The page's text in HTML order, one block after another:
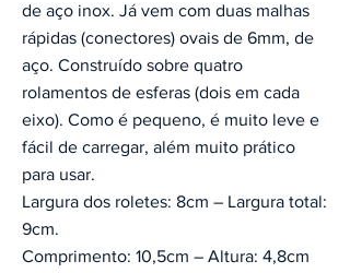
de aço inox. Já vem com duas malhas
rápidas (conectores) ovais de 6mm, de
aço. Construído sobre quatro
rolamentos de esferas (dois em cada
eixo). Como é pequeno, é muito leve e
fácil de carregar, além muito prático
para usar.
Largura dos roletes: 8cm – Largura total:
9cm.
Comprimento: 10,5cm – Altura: 4,8cm